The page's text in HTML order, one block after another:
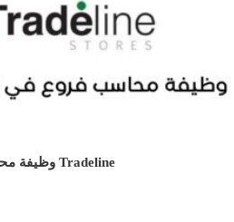
وظيفة محاسب فروع في Tradeline